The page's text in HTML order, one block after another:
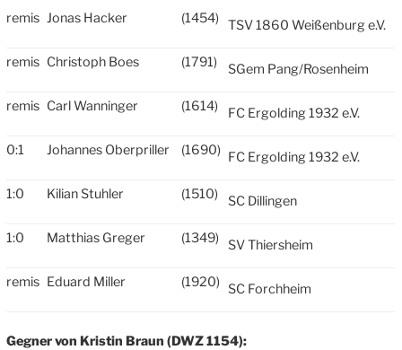
remis Jonas Hacker (1454) TSV 1860 Weißenburg e.V.
remis Christoph Boes (1791) SGem Pang/Rosenheim
remis Carl Wanninger (1614) FC Ergolding 1932 e.V.
0:1 Johannes Oberpriller (1690) FC Ergolding 1932 e.V.
1:0 Kilian Stuhler (1510) SC Dillingen
1:0 Matthias Greger (1349) SV Thiersheim
remis Eduard Miller (1920) SC Forchheim
Gegner von Kristin Braun (DWZ 1154):